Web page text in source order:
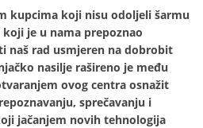
kupcima koji nisu odoljeli šarmu
koji je u nama prepoznao
naš rad usmjeren na dobrobit
nasilje rašireno je među
ovog centra osnažit
sprečavanju i
jačanjem novih tehnologija